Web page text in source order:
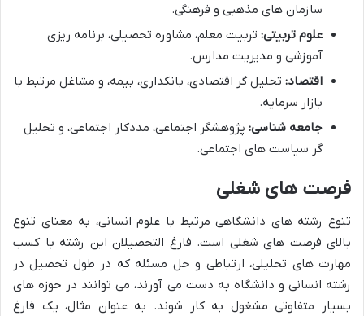
سازمان های مذهبی و فرهنگی.
علوم تربیتی: تربیت معلم، مشاوره تحصیلی، برنامه ریزی
آموزشی و مدیریت مدارس.
اقتصاد: تحلیل گر اقتصادی، بانکداری، بیمه، و مشاغل مرتبط با
بازار سرمایه.
جامعه شناسی: پژوهشگر اجتماعی، مددکار اجتماعی، و تحلیل
گر سیاست های اجتماعی.
فرصت های شغلی
تنوع رشته های دانشگاهی مرتبط با علوم انسانی، به معنای تنوع
بالای فرصت های شغلی است. فارغ التحصیلان این رشته با کسب
مهارت های تحلیلی، ارتباطی و حل مسئله که در طول تحصیل در
رشته انسانی و دانشگاه به دست می آورند، می توانند در حوزه های
بسیار متفاوتی مشغول به کار شوند. به عنوان مثال، یک فارغ